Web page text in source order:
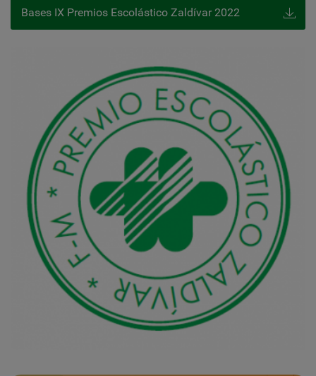
Bases IX Premios Escolástico Zaldívar 2022